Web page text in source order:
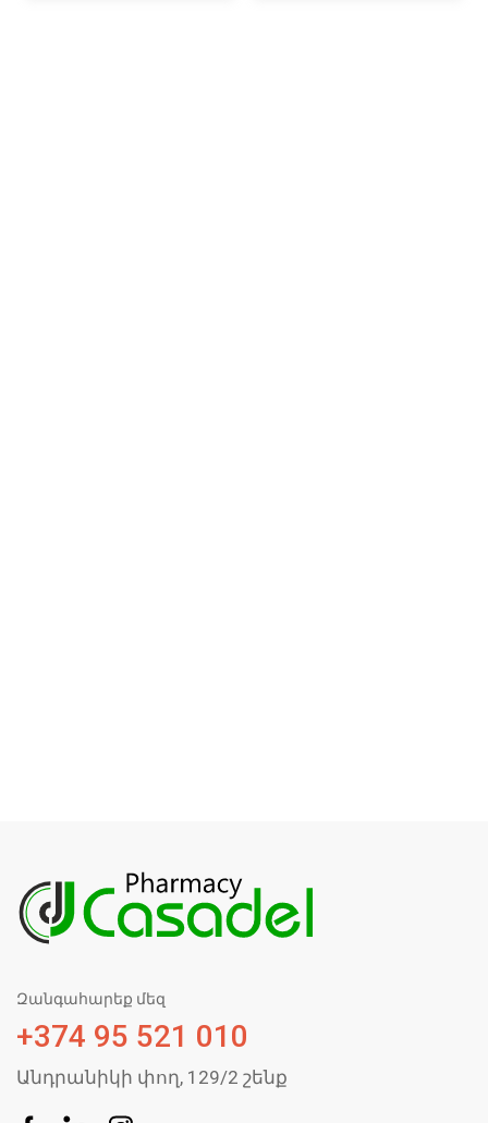
Զանգահարեք մեզ
+374 95 521 010
Անդրանիկի փող, 129/2 շենք